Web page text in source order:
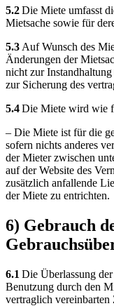
5.2Die Miete umfasst
Mietsache sowie für
5.3 Auf Wunsch des
Änderungen der
nicht zur
zur Sicherung des
5.4Die Miete wird wie
– Die Miete ist für die
sofern nichts anderes
der Mieter zwischen
auf der Website des
zusätzlich anfallende
der Miete zu entrichten.
6) Gebrauch
6.1 Die Überlassung
Benutzung durch den
vertraglich